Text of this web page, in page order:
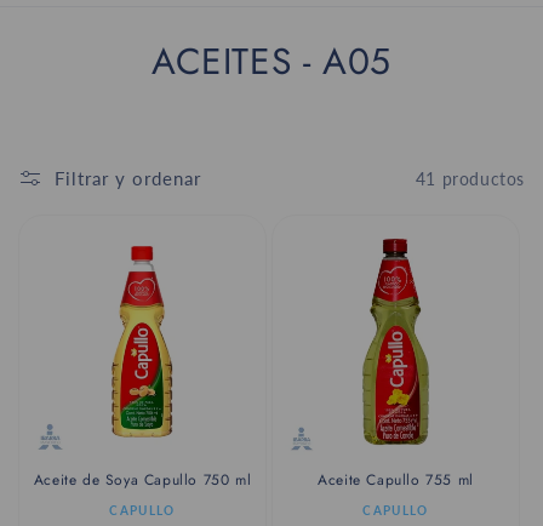
C
e
c
c
i
ó
n
:
ACEITES - A05
Filtrar y ordenar 41 productos
Aceite de Soya Capullo 750 ml
Proveedor:CAPULLO
Aceite Capullo 755 ml
Proveedor:CAPULLO